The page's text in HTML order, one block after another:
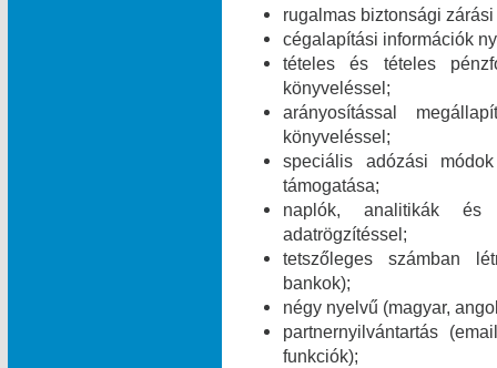
rugalmas biztonsági
cégalapítási információk
tételes és tételes
könyveléssel;
arányosítással
könyveléssel;
speciális adózási
támogatása;
naplók, analitikák és
adatrögzítéssel;
tetszőleges számban
bankok);
négy nyelvű (magyar,
partnernyilvántartás
funkciók);